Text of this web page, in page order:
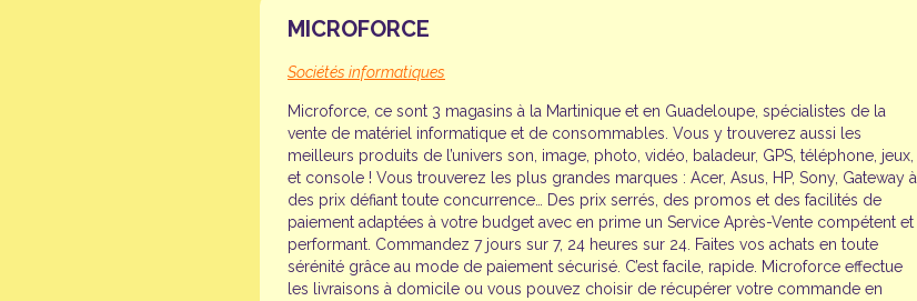
MICROFORCE
Sociétés informatiques
Microforce, ce sont 3 magasins à la Martinique et en Guadeloupe, spécialistes de la
vente de matériel informatique et de consommables. Vous y trouverez aussi les
meilleurs produits de l’univers son, image, photo, vidéo, baladeur, GPS, téléphone, jeux,
et console ! Vous trouverez les plus grandes marques : Acer, Asus, HP, Sony, Gateway à
des prix défiant toute concurrence… Des prix serrés, des promos et des facilités de
paiement adaptées à votre budget avec en prime un Service Après-Vente compétent et
performant. Commandez 7 jours sur 7, 24 heures sur 24. Faites vos achats en toute
sérénité grâce au mode de paiement sécurisé. C’est facile, rapide. Microforce effectue
les livraisons à domicile ou vous pouvez choisir de récupérer votre commande en